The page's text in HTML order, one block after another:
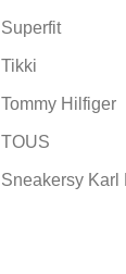
Superfit
Tikki
Tommy Hilfiger
TOUS
Sneakersy Karl